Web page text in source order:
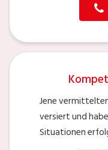
Jene
versiert und
Situationen